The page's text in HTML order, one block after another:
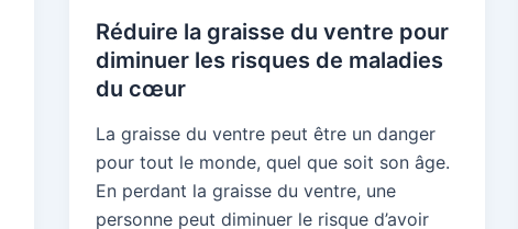
Réduire la graisse du ventre pour
diminuer les risques de maladies
du cœur
La graisse du ventre peut être un danger
pour tout le monde, quel que soit son âge.
En perdant la graisse du ventre, une
personne peut diminuer le risque d’avoir